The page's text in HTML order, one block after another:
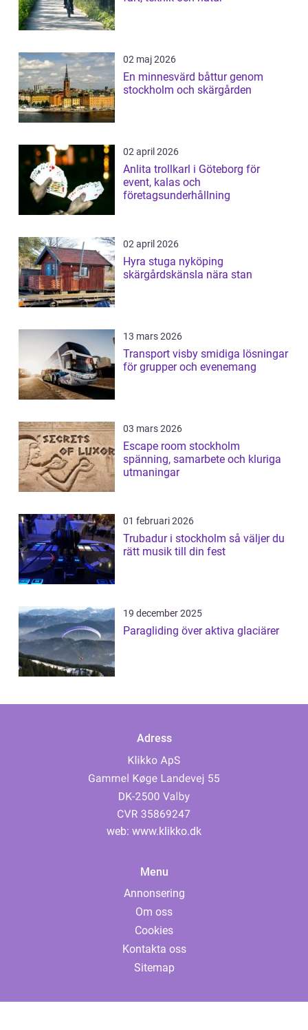
02 maj 2026
En minnesvärd båttur genom
stockholm och skärgården
02 april 2026
Anlita trollkarl i Göteborg för
event, kalas och
företagsunderhållning
02 april 2026
Hyra stuga nyköping
skärgårdskänsla nära stan
13 mars 2026
Transport visby smidiga lösningar
för grupper och evenemang
03 mars 2026
Escape room stockholm
spänning, samarbete och kluriga
utmaningar
01 februari 2026
Trubadur i stockholm så väljer du
rätt musik till din fest
19 december 2025
Paragliding över aktiva glaciärer
Adress
web: www.klikko.dk
Menu
Annonsering
Om oss
Cookies
Kontakta oss
Sitemap